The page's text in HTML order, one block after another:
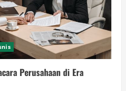
Perusahaan di Era